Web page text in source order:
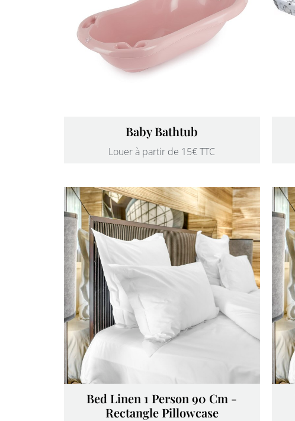
Baby Bathtub
Louer à partir de 15€ TTC
Bed Linen 1 Person 90 Cm -
Rectangle Pillowcase